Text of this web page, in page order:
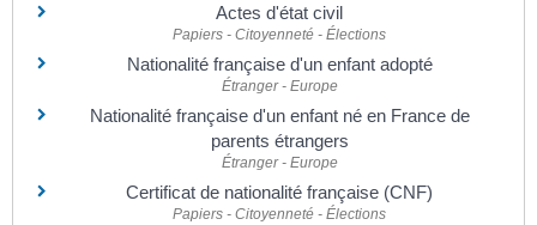
Actes d'état civil
Papiers - Citoyenneté - Élections
Nationalité française d'un enfant adopté
Étranger - Europe
Nationalité française d'un enfant né en France de
parents étrangers
Étranger - Europe
Certificat de nationalité française (CNF)
Papiers - Citoyenneté - Élections